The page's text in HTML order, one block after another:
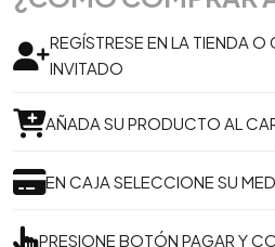
REGÍSTRESE EN LA TIENDA
INVITADO
AÑADA SU PRODUCTO AL
EN CAJA SELECCIONE SU
PRESIONE BOTÓN PAGAR Y